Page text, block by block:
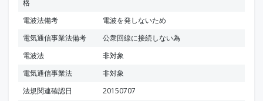
格
電波法備考
電波を発しないため
電気通信事業法備考
公衆回線に接続しない為
電波法
非対象
電気通信事業法
非対象
法規関連確認日
20150707